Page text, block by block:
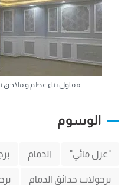
مقاول بناء عظم و ملاحق
الوسوم
"عزل مائي" الدمام
برجولات حدائق الدمام